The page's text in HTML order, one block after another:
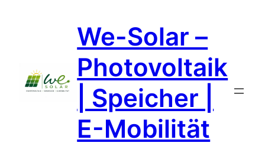
We-Solar –
Photovoltaik
| Speicher |
E-Mobilität